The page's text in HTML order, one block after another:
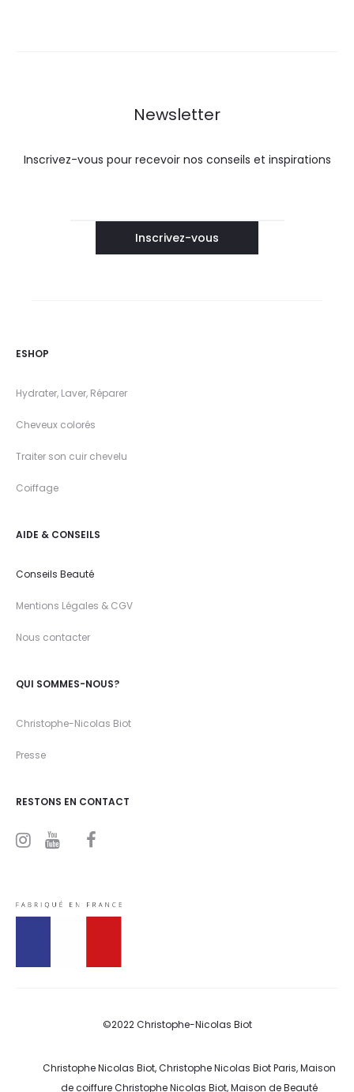
Newsletter
Inscrivez-vous pour recevoir nos conseils et inspirations
ESHOP
Hydrater, Laver, Réparer
Cheveux colorés
Traiter son cuir chevelu
Coiffage
AIDE & CONSEILS
Conseils Beauté
Mentions Légales & CGV
Nous contacter
QUI SOMMES-NOUS?
Christophe-Nicolas Biot
Presse
RESTONS EN CONTACT
a
u
b
©2022 Christophe-Nicolas Biot
Christophe Nicolas Biot, Christophe Nicolas Biot Paris, Maison
de coiffure Christophe Nicolas Biot, Maison de Beauté